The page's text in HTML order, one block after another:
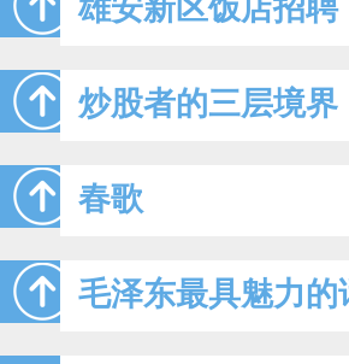
雄安新区饭店招聘
炒股者的三层境界
春歌
毛泽东最具魅力